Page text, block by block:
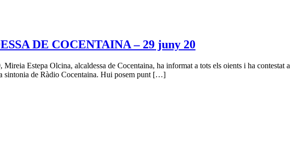
DE COCENTAINA – 29 juny 20
Estepa Olcina, alcaldessa de Cocentaina, ha informat a tots els oients i ha contestat
sintonia de Ràdio Cocentaina. Hui posem punt […]